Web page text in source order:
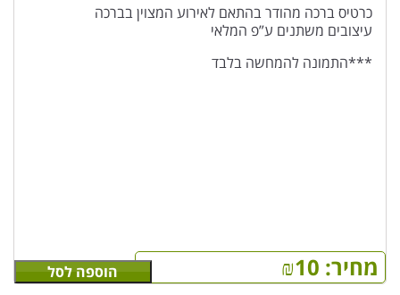
כרטיס ברכה מהודר בהתאם לאירוע המצוין בברכה
עיצובים משתנים ע”פ המלאי
***התמונה להמחשה בלבד
מחיר: ₪10 הוספה לסל